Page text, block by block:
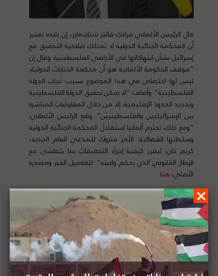
قال الرئيس الألماني فرانك-فالتر شتاينماير، إن بلاده تعتبر
أن المحكمة الجنائية الدولية لا تمتلك صلاحية التحقيق مع
إسرائيل بشأن انتهاكاتها في الأراضي الفلسطينية. وقال إن
“موقف الحكومة الألمانية هو أن محكمة الجنايات الدولية،
ليس لها اختصاص في هذا الموضوع بسبب غياب الدولة
الفلسطينية”. وأضاف: “لا يمكن تحقيق الدولة الفلسطينية
وتحديد الحدود الإقليمية، إلا من خلال المفاوضات المباشرة
بين الإسرائيليين والفلسطينيين”. وتابع الرئيس الألماني:
“ومع ذلك، تحترم ألمانيا استقلال المحكمة الجنائية الدولية
وسلطتها القضائية، الأمر متروك للمدعي العام الجديد،
كريم خان، ليقرر كيفية إجراء التحقيقات بما يتماشى مع
الإطار القانوني الذي يحكم ولايته”. لتفاصيل الخبر ومصدره
الأصلي،هنا
منظمة هيومن رايتس ووتش: آن لكندا أن تعترف بواقع
الفصل العنصري في إسرائيل وفلسطين